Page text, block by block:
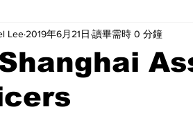
Health Misc. Infor About US
Lee 2019年6月21日 讀畢需時 0 分鐘